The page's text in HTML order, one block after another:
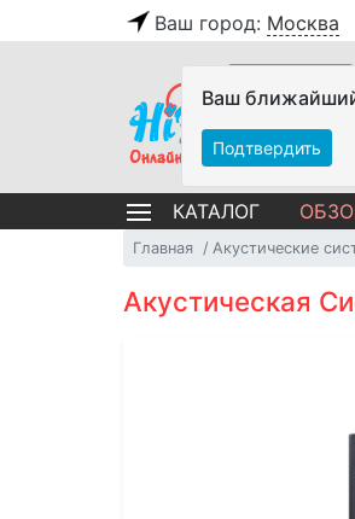
Ваш город: Москва
Ваш
Подтвердить
КАТАЛОГ
Главная Акустические
Акустическая